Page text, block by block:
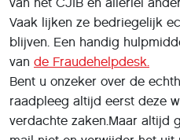
Vaak lijken ze bedriegelijk
blijven. Een handig
van de Fraudehelpdesk.
Bent u onzeker over de
raadpleeg altijd eerst deze
verdachte zaken.Maar altijd